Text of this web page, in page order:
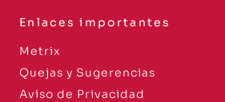
Enlaces importantes
Metrix
Quejas y Sugerencias
Aviso de Privacidad